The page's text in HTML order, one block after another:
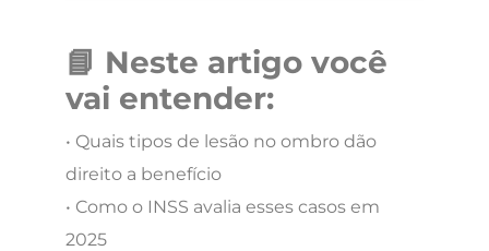
📘 Neste artigo você
vai entender:
• Quais tipos de lesão no ombro dão
direito a benefício
• Como o INSS avalia esses casos em
2025